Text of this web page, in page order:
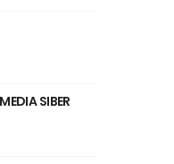
SIBER